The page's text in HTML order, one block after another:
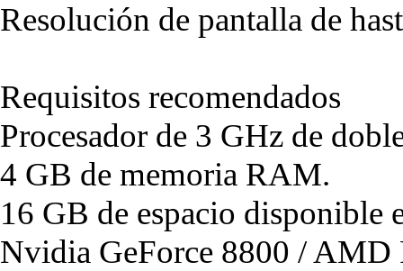
Resolución de pantalla de
Requisitos recomendados
Procesador de 3 GHz de
4 GB de memoria RAM.
16 GB de espacio disponible
Nvidia GeForce 8800 / AMD